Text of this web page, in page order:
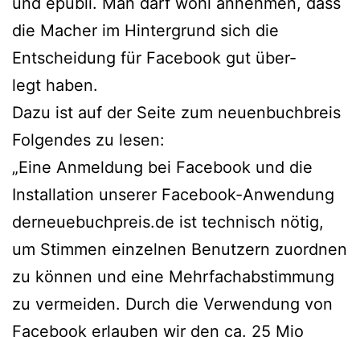
die Macher im Hintergrund sich die
Entscheidung für Facebook gut über­
legt haben.
Dazu ist auf der Seite zum neu­en­buch­breis
Folgendes zu lesen:
„Eine Anmeldung bei Facebook und die
Installation unse­rer Facebook-Anwendung
derneuebuchpreis.de ist tech­nisch nötig,
um Stimmen ein­zel­nen Benutzern zuord­nen
zu kön­nen und eine Mehrfachabstimmung
zu ver­mei­den. Durch die Verwendung von
Facebook erlau­ben wir den ca. 25 Mio